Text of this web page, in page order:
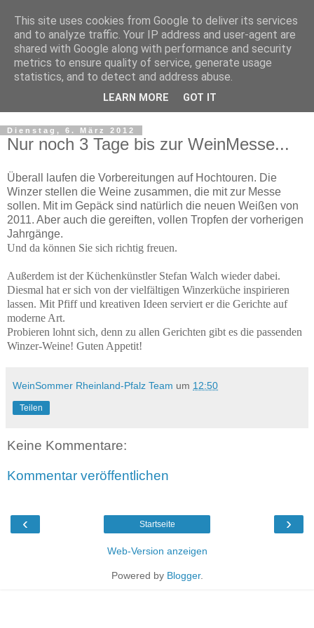
WeinMesse Rheinland-
Pfalz in Bochum
Die WeinGenuss- und Einkaufsmesse
Dienstag, 6. März 2012
Nur noch 3 Tage bis zur WeinMesse...
Überall laufen die Vorbereitungen auf Hochtouren. Die
Winzer stellen die Weine zusammen, die mit zur Messe
sollen. Mit im Gepäck sind natürlich die neuen Weißen von
2011. Aber auch die gereiften, vollen Tropfen der vorherigen
Jahrgänge.
Und da können Sie sich richtig freuen.
Außerdem ist der Küchenkünstler Stefan Walch wieder dabei.
Diesmal hat er sich von der vielfältigen Winzerküche inspirieren
lassen. Mit Pfiff und kreativen Ideen serviert er die Gerichte auf
moderne Art.
Probieren lohnt sich, denn zu allen Gerichten gibt es die passenden
Winzer-Weine! Guten Appetit!
WeinSommer Rheinland-Pfalz Team um 12:50
Teilen
Keine Kommentare:
Kommentar veröffentlichen
‹ ›
Startseite
Web-Version anzeigen
Powered by Blogger.
This site uses cookies from Google to deliver its services
and to analyze traffic. Your IP address and user-agent are
shared with Google along with performance and security
metrics to ensure quality of service, generate usage
statistics, and to detect and address abuse.
LEARN MORE GOT IT